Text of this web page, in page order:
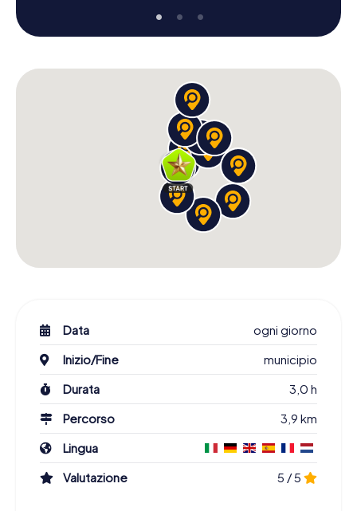
Data
ogni giorno
Inizio/Fine
municipio
Durata
3,0 h
Percorso
3,9 km
Lingua
Valutazione
5 / 5